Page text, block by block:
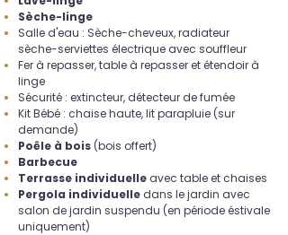
Sèche-linge
Salle d'eau : Sèche-cheveux, radiateur
sèche-serviettes électrique avec souffleur
Fer à repasser, table à repasser et étendoir à
linge
Sécurité : extincteur, détecteur de fumée
Kit Bébé : chaise haute, lit parapluie (sur
demande)
Poêle à bois (bois offert)
Barbecue
Terrasse individuelle avec table et chaises
Pergola individuelle dans le jardin avec
salon de jardin suspendu (en période éstivale
uniquement)